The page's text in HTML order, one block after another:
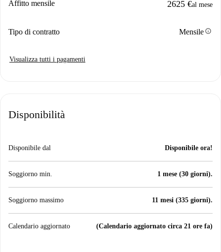
Affitto mensile 2625 €al mese
Tipo di contratto Mensileinfo
Visualizza tutti i pagamenti
Disponibilità
Disponibile dal Disponibile ora!
Soggiorno min. 1 mese (30 giorni).
Soggiorno massimo 11 mesi (335 giorni).
Calendario aggiornato (Calendario aggiornato circa 21 ore fa)